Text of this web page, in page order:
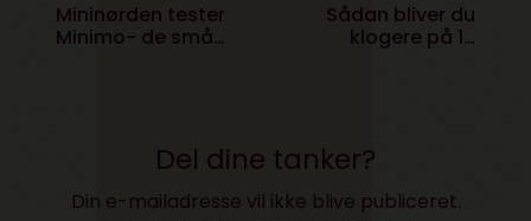
Mininørden tester
Minimo- de små
Sådan bliver du
klogere på 15
Del dine tanker?
Din e-mailadresse vil ikke blive publiceret.